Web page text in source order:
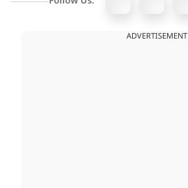
ADVERTISEMENT